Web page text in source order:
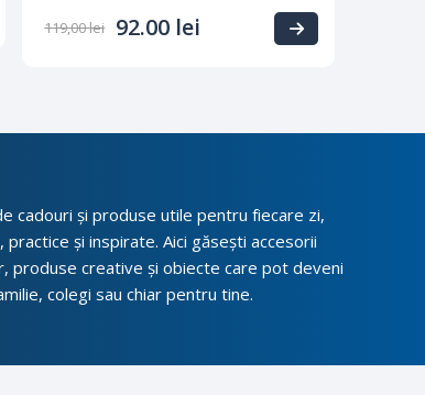
119,00lei 92.00 lei
cadouri și produse utile pentru fiecare zi,
și inspirate. Aici găsești accesorii
produse creative și obiecte care pot deveni
colegi sau chiar pentru tine.